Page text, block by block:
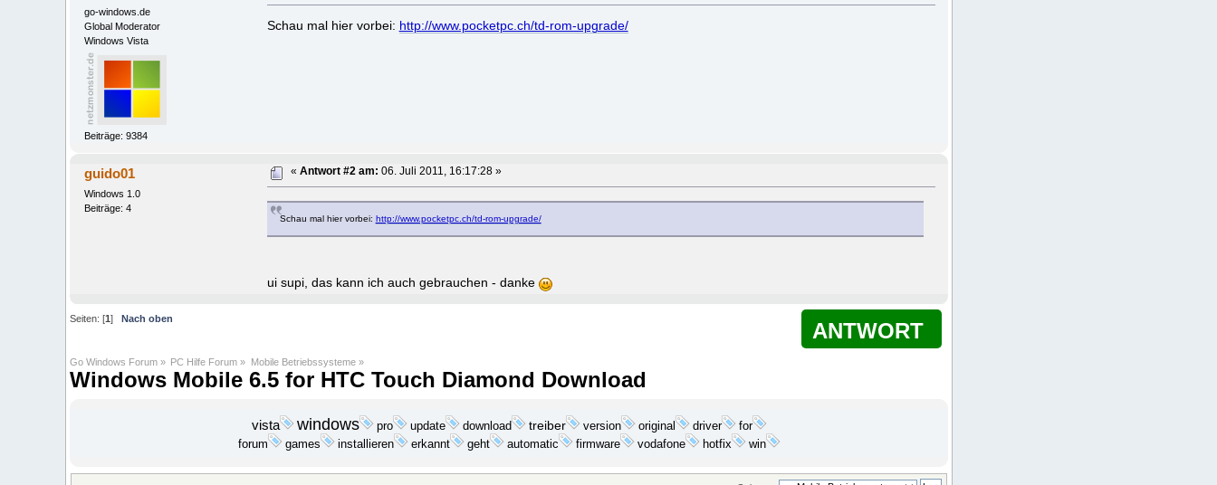
go-windows.de
Global Moderator
Windows Vista
Beiträge: 9384
Schau mal hier vorbei: http://www.pocketpc.ch/td-rom-upgrade/
guido01
Windows 1.0
Beiträge: 4
«Antwort #2 am: 06. Juli 2011, 16:17:28 »
Schau mal hier vorbei: http://www.pocketpc.ch/td-rom-upgrade/
ui supi, das kann ich auch gebrauchen - danke
ANTWORT
Seiten: [1] Nach oben
Go Windows Forum » PC Hilfe Forum » Mobile Betriebssysteme»
Windows Mobile 6.5 for HTC Touch Diamond Download
vista windows pro update download treiber version original driver
for
forum
games installieren erkannt geht automatic firmware vodafone hotfix win